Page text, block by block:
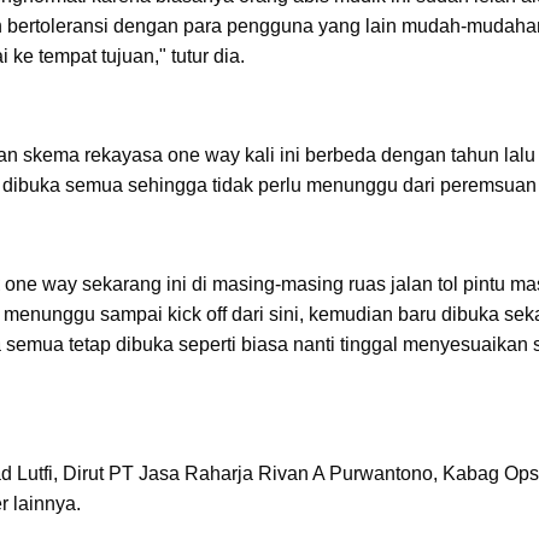
dengan para pengguna yang lain mudah-
ke tempat tujuan," tutur dia.
skema rekayasa one way kali ini berbeda dengan tahun lalu
semua sehingga tidak perlu menunggu dari peremsuan
way sekarang ini di masing-masing ruas jalan tol pintu
sampai kick off dari sini, kemudian baru dibuka
tetap dibuka seperti biasa nanti tinggal menyesuaikan
Lutfi, Dirut PT Jasa Raharja Rivan A Purwantono, Kabag
lainnya.